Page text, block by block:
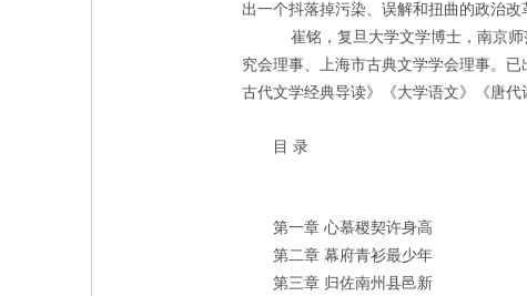
出一个抖落掉污染、误解和扭曲的政治
崔铭，复旦大学文学博士，南京师
究会理事、上海市古典文学学会理事。
古代文学经典导读》《大学语文》《唐代
目 录
第一章 心慕稷契许身高
第二章 幕府青衫最少年
第三章 归佐南州县邑新